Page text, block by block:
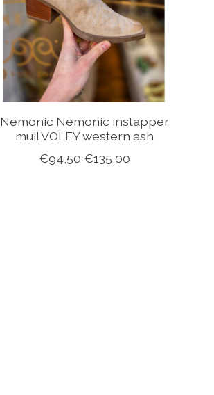
Nemonic Nemonic instapper
muil VOLEY western ash
€94,50 €135,00